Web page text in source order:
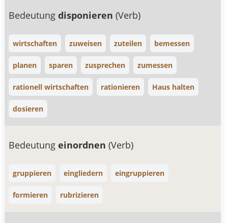
Bedeutungdisponieren(Verb)
wirtschaften zuweisen zuteilen bemessen
planen sparen zusprechen zumessen
rationell wirtschaften rationieren Haus halten
dosieren
Bedeutungeinordnen(Verb)
gruppieren eingliedern eingruppieren
formieren rubrizieren